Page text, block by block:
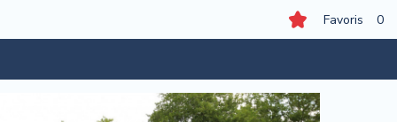
Favoris 0